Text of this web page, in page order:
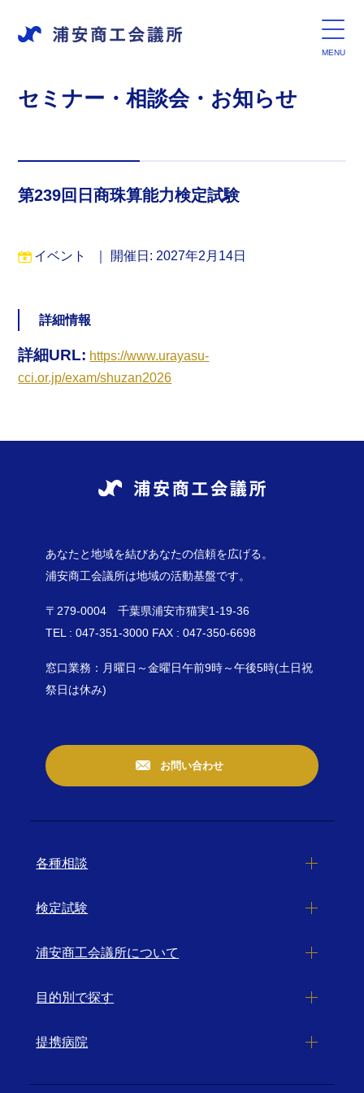
セミナー・相談会・お知らせ
第239回日商珠算能力検定試験
イベント 開催日: 2027年2月14日
詳細情報
詳細URL: https://www.urayasu-
cci.or.jp/exam/shuzan2026
あなたと地域を結びあなたの信頼を広げる。
浦安商工会議所は地域の活動基盤です。
〒279-0004 千葉県浦安市猫実1-19-36
TEL : 047-351-3000 FAX : 047-350-6698
窓口業務：月曜日～金曜日午前9時～午後5時(土日祝
祭日は休み)
お問い合わせ
各種相談
検定試験
浦安商工会議所について
目的別で探す
提携病院